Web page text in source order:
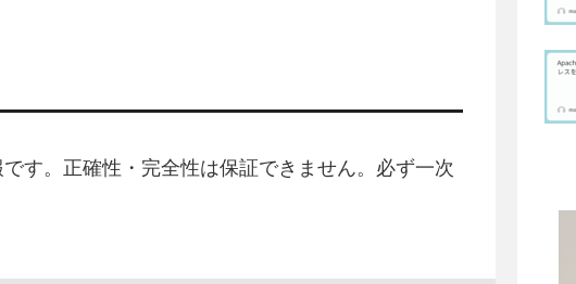
す。正確性・完全性は保証できません。必ず一次